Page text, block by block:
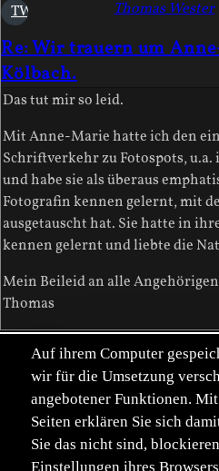
TW
Re: Wir trauern um
Kölbach.
Thomas Wester
Das tut mir so leid.
Mit Anne-Marie hatte ich den
Schriftverkehr zu Fotospots,
und habe sie als überaus
Fotografin kennen gelernt, mit
ausgetauscht hat. Sie hatte in
kennen gelernt und liebte die
Mein Beileid an alle
Thomas
UK
Re: Wir trauern um
Kölbach.
Ute Kloß
Mein aufrichtiges Beileid den
Auf ihrem Computer
wir für die Umsetzung
angebotener Funktionen.
Seiten erklären Sie sich
Sie das nicht sind,
Einstellungen ihres